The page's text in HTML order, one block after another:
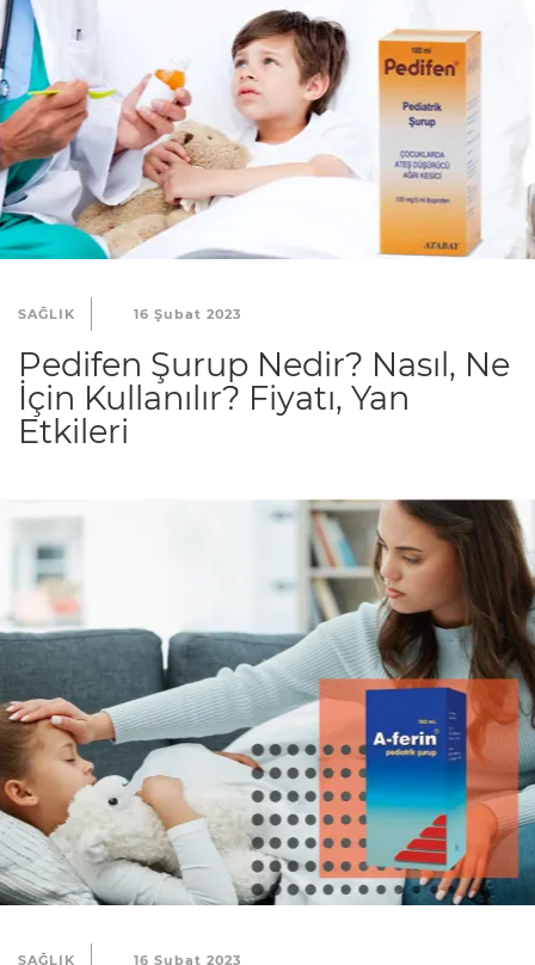
SAĞLIK 16 Şubat 2023
Pedifen Şurup Nedir? Nasıl, Ne
İçin Kullanılır? Fiyatı, Yan
Etkileri
SAĞLIK 16 Şubat 2023